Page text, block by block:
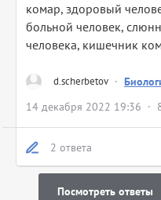
d.scherbetov ·
14 декабря 2022 19:36
комар, здоровый
больной человек,
человека, кишечник
2 ответа
Посмотреть ответы